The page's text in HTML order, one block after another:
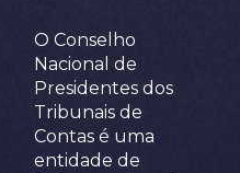
O Conselho
Nacional de
Presidentes dos
Tribunais de
Contas é uma
entidade de